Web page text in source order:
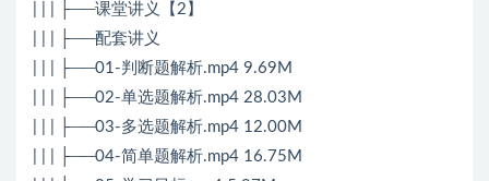
| | | ├──课堂讲义【2】
| | | ├──配套讲义
| | | ├──01-判断题解析.mp4 9.69M
| | | ├──02-单选题解析.mp4 28.03M
| | | ├──03-多选题解析.mp4 12.00M
| | | ├──04-简单题解析.mp4 16.75M